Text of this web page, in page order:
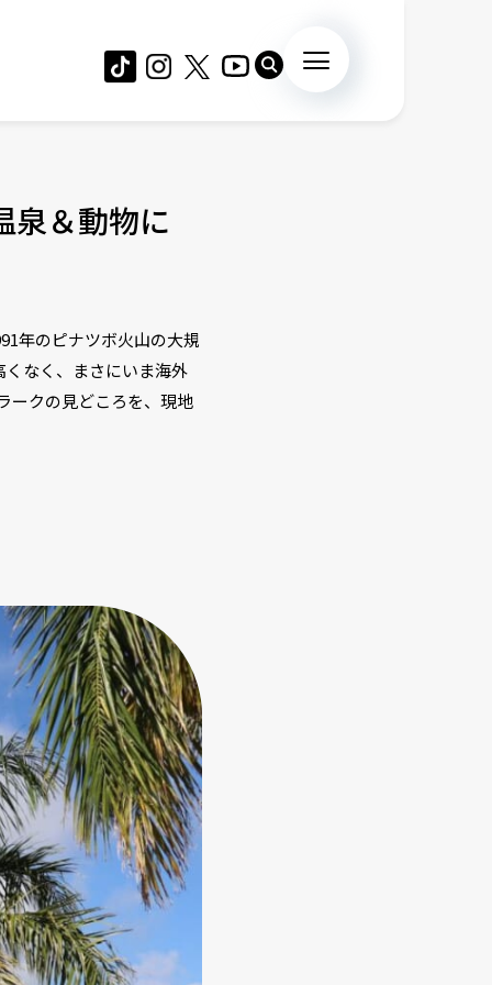
泉＆動物に
年のピナツボ火山の大規
なく、まさにいま海外
ークの見どころを、現地